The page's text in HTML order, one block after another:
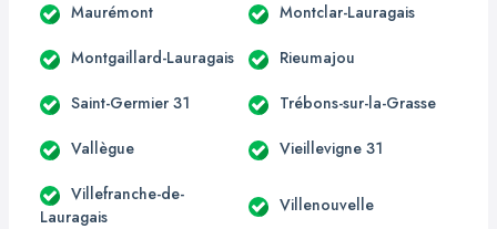
Maurémont Montclar-Lauragais
Montgaillard-Lauragais Rieumajou
Saint-Germier 31 Trébons-sur-la-Grasse
Vallègue Vieillevigne 31
Villefranche-de-
Lauragais
Villenouvelle